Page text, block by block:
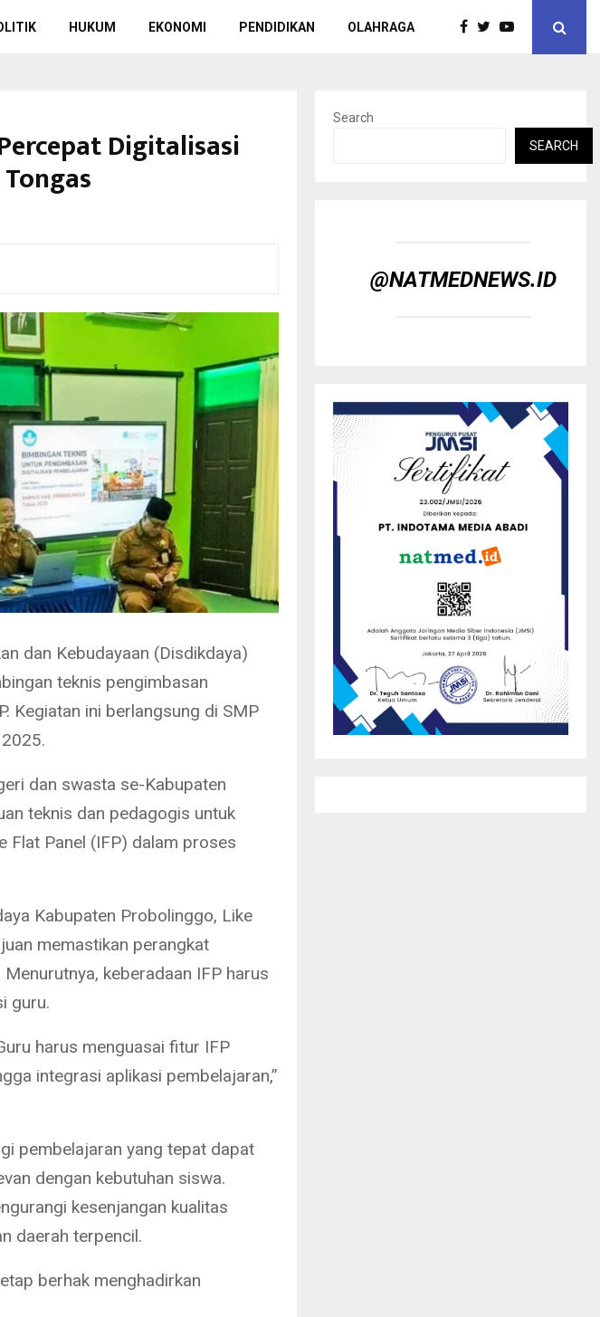
HUKUM EKONOMI PENDIDIKAN OLAHRAGA
Digitalisasi
dan Kebudayaan (Disdikdaya)
teknis pengimbasan
Kegiatan ini berlangsung di SMP
dan swasta se-Kabupaten
teknis dan pedagogis untuk
Flat Panel (IFP) dalam proses
Kabupaten Probolinggo, Like
memastikan perangkat
keberadaan IFP harus
guru.
harus menguasai fitur IFP
integrasi aplikasi pembelajaran,”
pembelajaran yang tepat dapat
dengan kebutuhan siswa.
kesenjangan kualitas
daerah terpencil.
berhak menghadirkan
Search
SEARCH
@NATMEDNEWS.ID